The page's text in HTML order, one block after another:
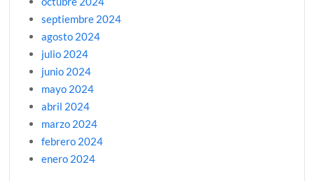
septiembre 2024
agosto 2024
julio 2024
junio 2024
mayo 2024
abril 2024
marzo 2024
febrero 2024
enero 2024